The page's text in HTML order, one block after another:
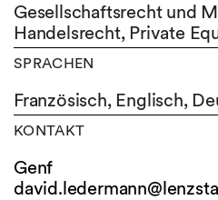
Gesellschaftsrecht und
Handelsrecht, Private
SPRACHEN
Französisch, Englisch,
KONTAKT
Genf